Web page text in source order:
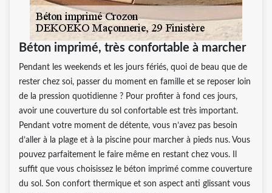
Béton imprimé, très confortable à marcher
Pendant les weekends et les jours fériés, quoi de beau que de
rester chez soi, passer du moment en famille et se reposer loin
de la pression quotidienne ? Pour profiter à fond ces jours,
avoir une couverture du sol confortable est très important.
Pendant votre moment de détente, vous n’avez pas besoin
d’aller à la plage et à la piscine pour marcher à pieds nus. Vous
pouvez parfaitement le faire même en restant chez vous. Il
suffit que vous choisissez le béton imprimé comme couverture
du sol. Son confort thermique et son aspect anti glissant vous